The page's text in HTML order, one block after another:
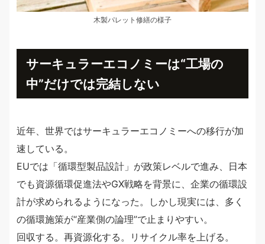
木製パレット修繕の様子
サーキュラーエコノミーは“工場の
中”だけでは完結しない
近年、世界ではサーキュラーエコノミーへの移行が加
速している。
EUでは「循環型製品設計」が政策レベルで進み、日本
でも資源循環促進法やGX戦略を背景に、企業の循環設
計が求められるようになった。しかし現実には、多く
の循環施策が“産業側の論理”で止まりやすい。
回収する。再資源化する。リサイクル率を上げる。